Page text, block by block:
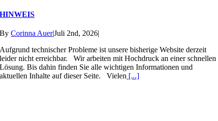
HINWEIS
ByCorinna Auer|Juli 2nd, 2026|
Aufgrund technischer Probleme ist unsere bisherige Website derzeit
leider nicht erreichbar. Wir arbeiten mit Hochdruck an einer schnellen
Lösung. Bis dahin finden Sie alle wichtigen Informationen und
aktuellen Inhalte auf dieser Seite. Vielen [...]